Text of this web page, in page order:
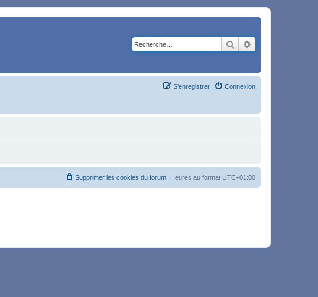
Rechercher
Connexion
S’enregistrer
Heures au format UTC+01:00
Supprimer les cookies du forum